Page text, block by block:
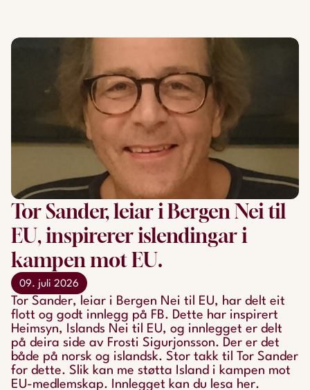
Tor Sander, leiar i Bergen Nei til
EU, inspirerer islendingar i
kampen mot EU.
09. juli 2026
Tor Sander, leiar i Bergen Nei til EU, har delt eit
flott og godt innlegg på FB. Dette har inspirert
Heimsyn, Islands Nei til EU, og innlegget er delt
på deira side av Frosti Sigurjonsson. Der er det
både på norsk og islandsk. Stor takk til Tor Sander
for dette. Slik kan me støtta Island i kampen mot
EU-medlemskap. Innlegget kan du lesa her.